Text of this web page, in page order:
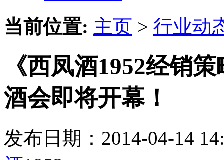
当前位置: 主页 > 行业动
《西凤酒1952经销
酒会即将开幕！
发布日期：2014-04-14